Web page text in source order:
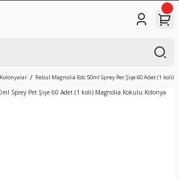
Kolonyalar Rebul Magnolia Edc 50ml Sprey Pet Şişe 60 Adet (1 koli)